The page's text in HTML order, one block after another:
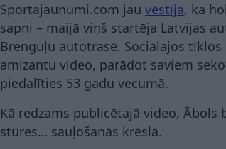
Sportajaunumi.com jau vēstīja, ka
sapni – maijā viņš startēja Latvijas
Brenguļu autotrasē. Sociālajos
amizantu video, parādot saviem
piedalīties 53 gadu vecumā.
Kā redzams publicētajā video,
stūres… sauļošanās krēslā.